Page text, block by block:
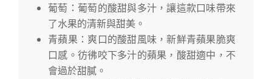
葡萄：葡萄的酸甜與多汁，讓這款口味帶來
了水果的清新與甜美。
青蘋果：爽口的酸甜風味，新鮮青蘋果脆爽
口感。彷彿咬下多汁的蘋果，酸甜適中，不
會過於甜膩。